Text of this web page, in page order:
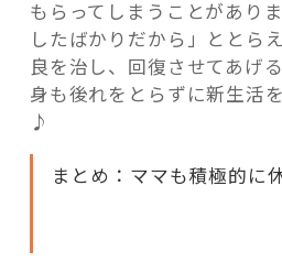
もらってしまうことがあり
したばかりだから」ととら
良を治し、回復させてあげ
身も後れをとらずに新生活
♪
まとめ：ママも積極的に